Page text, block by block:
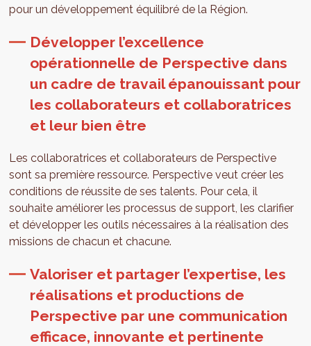
pour un développement équilibré de la Région.
Développer l’excellence
opérationnelle de Perspective dans
un cadre de travail épanouissant pour
les collaborateurs et collaboratrices
et leur bien être
Les collaboratrices et collaborateurs de Perspective
sont sa première ressource. Perspective veut créer les
conditions de réussite de ses talents. Pour cela, il
souhaite améliorer les processus de support, les clarifier
et développer les outils nécessaires à la réalisation des
missions de chacun et chacune.
Valoriser et partager l’expertise, les
réalisations et productions de
Perspective par une communication
efficace, innovante et pertinente